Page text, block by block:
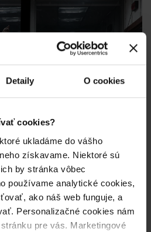
Detaily O cookies
cookies?
ukladáme do vášho
získavame. Niektoré sú
by stránka vôbec
používame analytické cookies,
ako náš web funguje, a
Personalizačné cookies nám
pre vás. Marketingové
not